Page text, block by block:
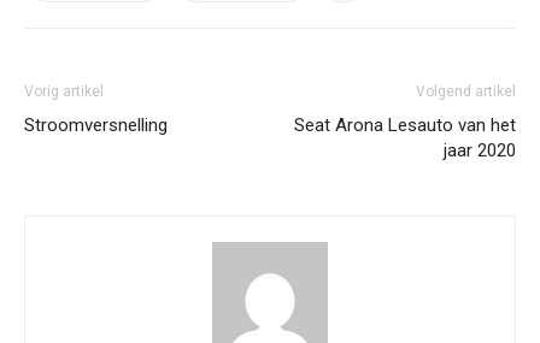
Vorig artikel
Stroomversnelling
Volgend artikel
Seat Arona Lesauto van het
jaar 2020